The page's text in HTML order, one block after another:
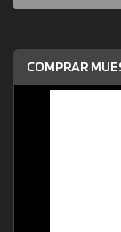
COMPRAR